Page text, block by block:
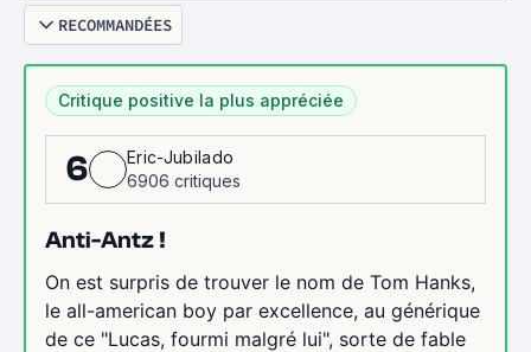
RECOMMANDÉES
Critique positive la plus appréciée
6
Eric-Jubilado
6906 critiques
Anti-Antz !
On est surpris de trouver le nom de Tom Hanks,
le all-american boy par excellence, au générique
de ce "Lucas, fourmi malgré lui", sorte de fable